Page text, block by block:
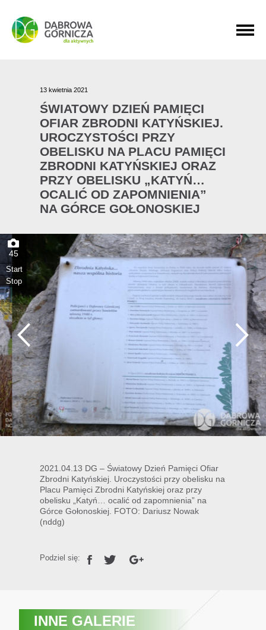
PRZEJDŹ DO MENU GŁÓWNEGO
PRZEJDŹ DO WYSZUKIWARKI
PRZEJDŹ DO TREŚCI
13 kwietnia 2021
ŚWIATOWY DZIEŃ PAMIĘCI
OFIAR ZBRODNI KATYŃSKIEJ.
UROCZYSTOŚCI PRZY
OBELISKU NA PLACU PAMIĘCI
ZBRODNI KATYŃSKIEJ ORAZ
PRZY OBELISKU „KATYŃ…
OCALIĆ OD ZAPOMNIENIA”
NA GÓRCE GOŁONOSKIEJ
45
Start
Stop
2021.04.13 DG – Światowy Dzień Pamięci Ofiar
Zbrodni Katyńskiej. Uroczystości przy obelisku na
Placu Pamięci Zbrodni Katyńskiej oraz przy
obelisku „Katyń… ocalić od zapomnienia” na
Górce Gołonoskiej. FOTO: Dariusz Nowak
(nddg)
Podziel się:
INNE GALERIE